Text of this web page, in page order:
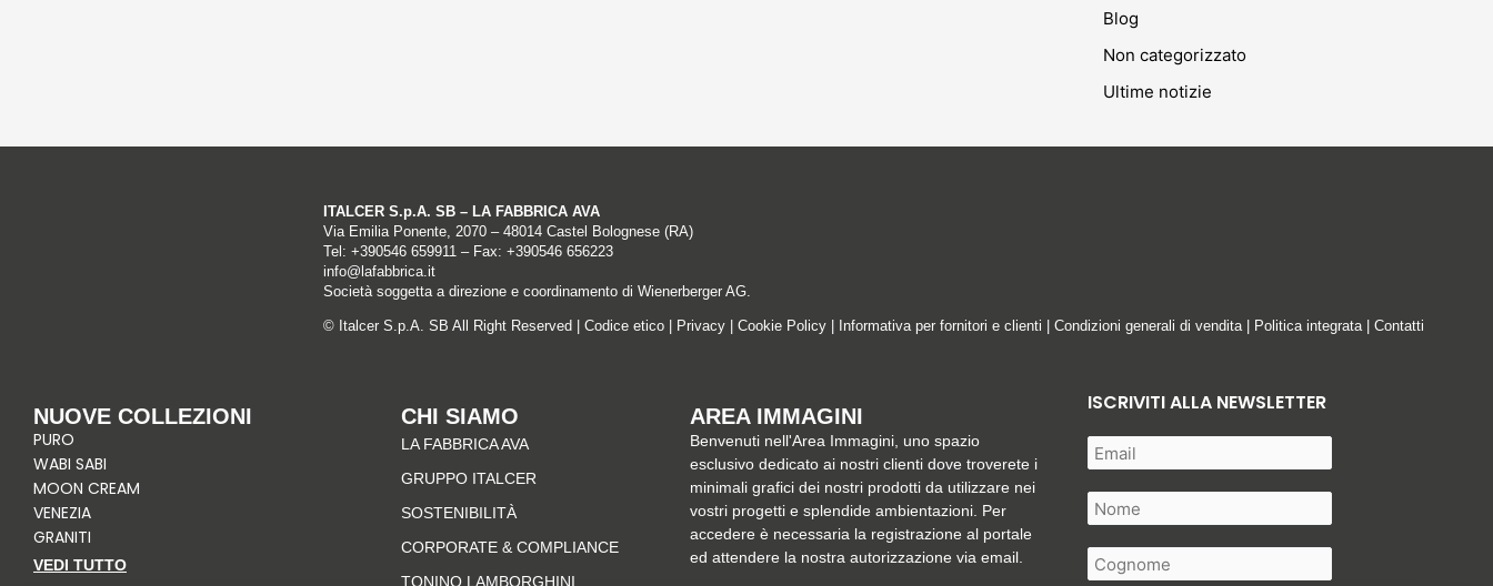
Blog
Non categorizzato
Ultime notizie
ITALCER S.p.A. SB – LA FABBRICA AVA
Via Emilia Ponente, 2070 – 48014 Castel Bolognese (RA)
Tel: +390546 659911– Fax: +390546 656223
info@lafabbrica.it
Società soggetta a direzione e coordinamento di Wienerberger AG.
© Italcer S.p.A. SB All Right Reserved | Codice etico| Privacy| Cookie Policy| Informativa per fornitori e clienti Condizioni generali di vendita| Politica integrata| Contatti
NUOVE COLLEZIONI
PURO
WABI SABI
MOON CREAM
VENEZIA
GRANITI
VEDI TUTTO
CHI SIAMO
LA FABBRICA AVA
GRUPPO ITALCER
SOSTENIBILITÀ
CORPORATE & COMPLIANCE
TONINO LAMBORGHINI
AREA IMMAGINI
Benvenuti nell'Area Immagini, uno spazio
esclusivo dedicato ai nostri clienti dove troverete i
minimali grafici dei nostri prodotti da utilizzare nei
vostri progetti e splendide ambientazioni. Per
accedere è necessaria la registrazione al portale
ed attendere la nostra autorizzazione via email.
ISCRIVITI ALLA NEWSLETTER